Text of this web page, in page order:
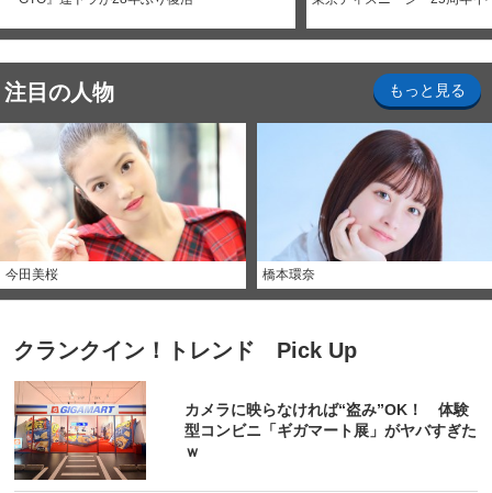
注目の人物 もっと見る
今田美桜 橋本環奈
クランクイン！トレンド Pick Up
カメラに映らなければ“盗み”OK！ 体験
型コンビニ「ギガマート展」がヤバすぎた
ｗ